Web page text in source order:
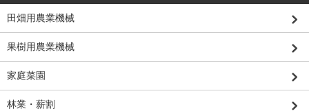
田畑用農業機械
果樹用農業機械
家庭菜園
林業・薪割